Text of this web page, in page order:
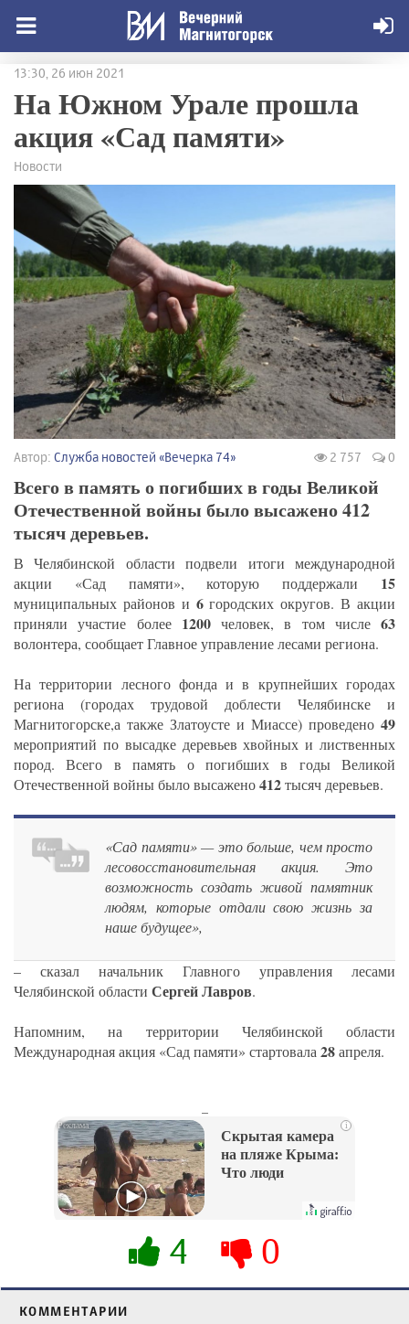
13:30, 26 июн 2021
На Южном Урале прошла
акция «Сад памяти»
Новости
Автор: Служба новостей «Вечерка 74» 2 757 0
​​​​​​​Всего в память о погибших в годы Великой
Отечественной войны было высажено 412
тысяч деревьев.
В Челябинской области подвели итоги международной
акции «Сад памяти», которую поддержали 15
муниципальных районов и 6городских округов. В акции
приняли участие более 1200человек, в том числе 63
волонтера, сообщает Главное управление лесами региона.
На территории лесного фонда и в крупнейших городах
региона (городах трудовой доблести Челябинске и
Магнитогорске,а также Златоусте и Миассе) проведено 49
мероприятий по высадке деревьев хвойных и лиственных
пород. Всего в память о погибших в годы Великой
Отечественной войны было высажено412тысяч деревьев.
«Сад памяти» — это больше, чем просто
лесовосстановительная акция. Это
возможность создать живой памятник
людям, которые отдали свою жизнь за
наше будущее»,
– сказал начальник Главного управления лесами
Челябинской области Сергей Лавров.
Напомним, на территории Челябинской области
Международная акция «Сад памяти» стартовала28апреля.
i
Скрытая камера
на пляже Крыма:
Что люди
их не видят...
4 0
КОММЕНТАРИИ